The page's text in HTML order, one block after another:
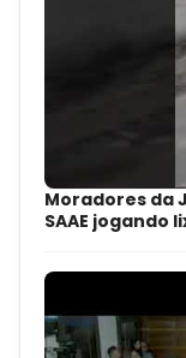
Moradores da
SAAE jogando